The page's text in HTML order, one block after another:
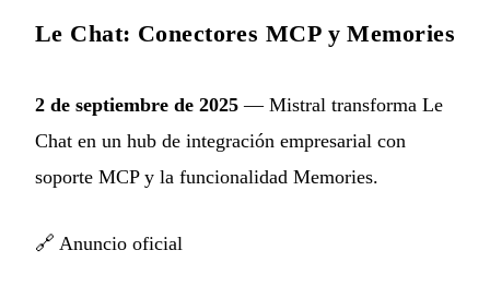
Le Chat: Conectores MCP y Memories
2 de septiembre de 2025 — Mistral transforma Le
Chat en un hub de integración empresarial con
soporte MCP y la funcionalidad Memories.
🔗 Anuncio oficial